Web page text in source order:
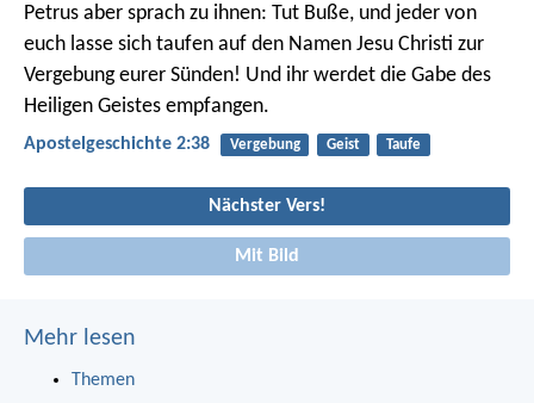
Petrus aber sprach zu ihnen: Tut Buße, und jeder von
euch lasse sich taufen auf den Namen Jesu Christi zur
Vergebung eurer Sünden! Und ihr werdet die Gabe des
Heiligen Geistes empfangen.
Apostelgeschichte 2:38 Vergebung Geist Taufe
Nächster Vers!
Mit Bild
Mehr lesen
Themen